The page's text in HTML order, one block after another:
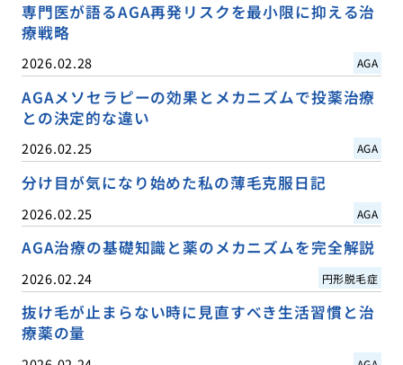
専門医が語るAGA再発リスクを最小限に抑える治
療戦略
2026.02.28 AGA
AGAメソセラピーの効果とメカニズムで投薬治療
との決定的な違い
2026.02.25 AGA
分け目が気になり始めた私の薄毛克服日記
2026.02.25 AGA
AGA治療の基礎知識と薬のメカニズムを完全解説
2026.02.24 円形脱毛症
抜け毛が止まらない時に見直すべき生活習慣と治
療薬の量